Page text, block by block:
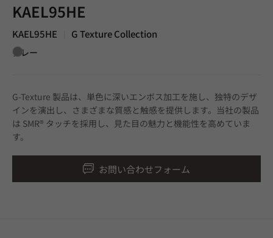
KAEL95HE
KAEL95HE G Texture Collection
グレー
G-Texture 製品は、単色に深いエンボス加工を施し、独特のデザ
インを演出し、さまざまな質感と触感を提供します。当社の製品
は SMR® タッチを採用し、見た目の魅力と機能性を高めていま
す。
お問い合わせフォーム